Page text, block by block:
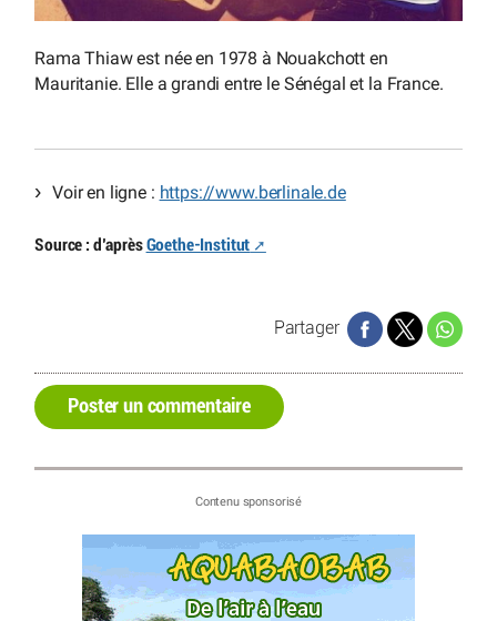
Rama Thiaw est née en 1978 à Nouakchott en
Mauritanie. Elle a grandi entre le Sénégal et la France.
Voir en ligne : https://www.berlinale.de
Source : d’aprèsGoethe-Institut
Partager
Poster un commentaire